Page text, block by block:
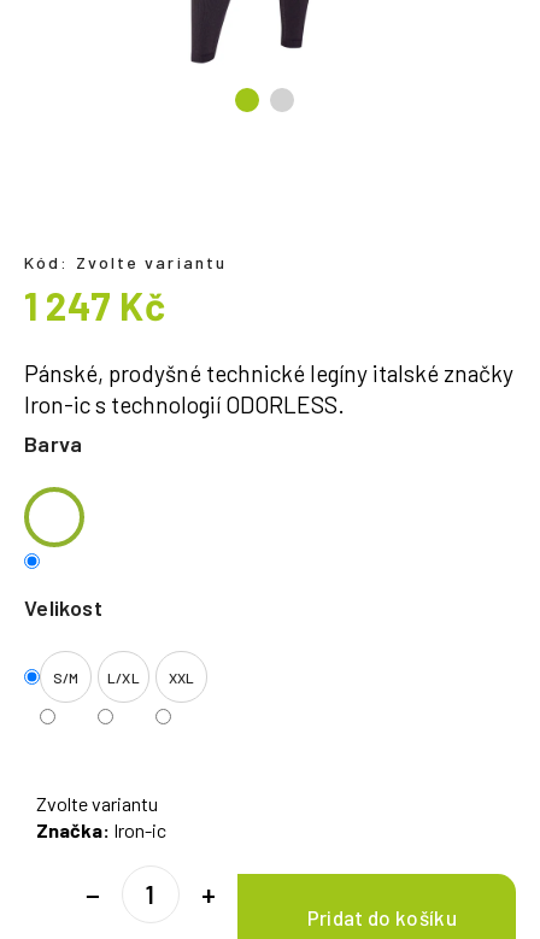
Pánské, prodyšné technické legíny italské značky
Iron-ic s technologií ODORLESS.
Barva
Velikost
S/M L/XL XXL
Zvolte variantu
Značka: Iron-ic
+
−
Kód: Zvolte variantu
1 247 Kč
cena: